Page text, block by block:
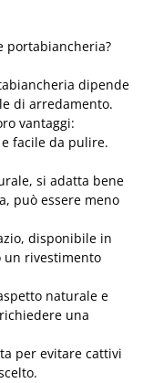
portabiancheria?
dipende
di arredamento.
vantaggi:
facile da pulire.
si adatta bene
può essere meno
disponibile in
un rivestimento
naturale e
una
per evitare cattivi